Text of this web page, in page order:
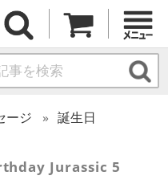
ージ
誕生日
Jurassic 5